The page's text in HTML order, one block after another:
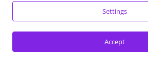
Settings
Accept